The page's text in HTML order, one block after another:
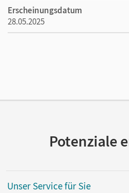
Erscheinungsdatum
28.05.2025
Potenziale
Unser Service für Sie